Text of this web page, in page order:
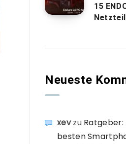
15
Neueste
xevzu Ratgeber:
besten